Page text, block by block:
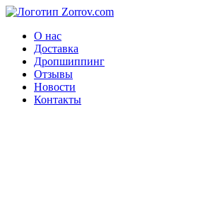
О нас
Доставка
Дропшиппинг
Отзывы
Новости
Контакты